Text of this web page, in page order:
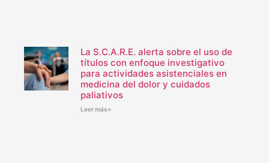
La S.C.A.R.E. alerta sobre el uso de
títulos con enfoque investigativo
para actividades asistenciales en
medicina del dolor y cuidados
paliativos
Leer más»